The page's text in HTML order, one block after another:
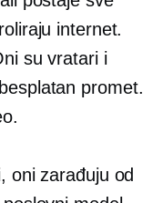
internet.
su vratari i
promet.
oni zarađuju od